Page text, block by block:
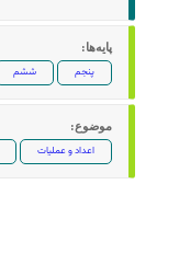
پایه‌ها:
پنجم ششم
موضوع:
اعداد و عملیات